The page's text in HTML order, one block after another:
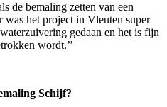
de bemaling zetten van een
was het project in Vleuten super
gedaan en het is fijn
wordt.’’
Schijf?